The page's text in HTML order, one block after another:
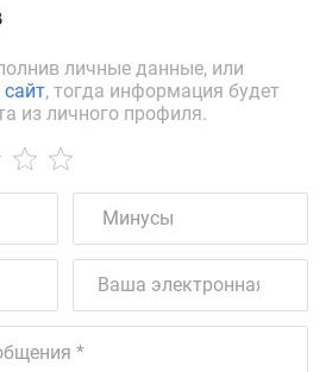
личные данные, или
сайт, тогда информация будет
из личного профиля.